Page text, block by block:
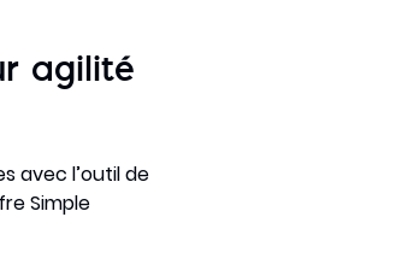
agilité
avec l’outil de
Simple